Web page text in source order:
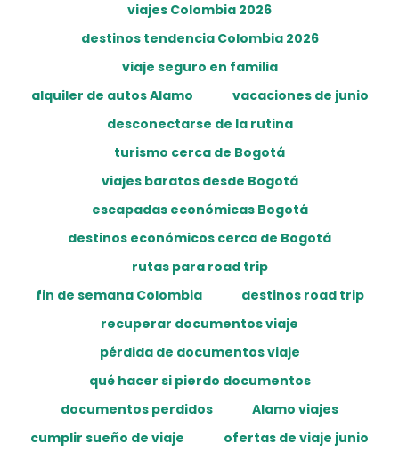
viajes Colombia 2026
destinos tendencia Colombia 2026
viaje seguro en familia
alquiler de autos Alamo
vacaciones de junio
desconectarse de la rutina
turismo cerca de Bogotá
viajes baratos desde Bogotá
escapadas económicas Bogotá
destinos económicos cerca de Bogotá
rutas para road trip
fin de semana Colombia
destinos road trip
recuperar documentos viaje
pérdida de documentos viaje
qué hacer si pierdo documentos
documentos perdidos
Alamo viajes
cumplir sueño de viaje
ofertas de viaje junio